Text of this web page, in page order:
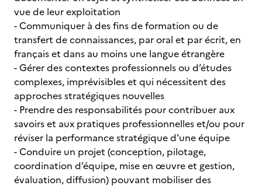
vue de leur exploitation
- Communiquer à des fins de formation ou de
transfert de connaissances, par oral et par écrit, en
français et dans au moins une langue étrangère
- Gérer des contextes professionnels ou d’études
complexes, imprévisibles et qui nécessitent des
approches stratégiques nouvelles
- Prendre des responsabilités pour contribuer aux
savoirs et aux pratiques professionnelles et/ou pour
réviser la performance stratégique d'une équipe
- Conduire un projet (conception, pilotage,
coordination d’équipe, mise en œuvre et gestion,
évaluation, diffusion) pouvant mobiliser des